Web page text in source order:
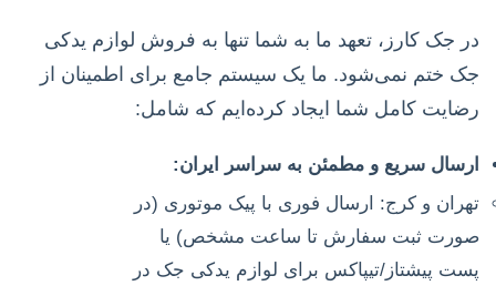
در جک کارز، تعهد ما به شما تنها به فروش لوازم یدکی
جک ختم نمی‌شود. ما یک سیستم جامع برای اطمینان از
رضایت کامل شما ایجاد کرده‌ایم که شامل:
ارسال سریع و مطمئن به سراسر ایران:
تهران و کرج: ارسال فوری با پیک موتوری (در
صورت ثبت سفارش تا ساعت مشخص) یا
پست پیشتاز/تیپاکس برای لوازم یدکی جک در